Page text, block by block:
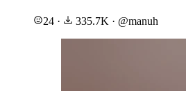
24 · 335.7K · @manuh